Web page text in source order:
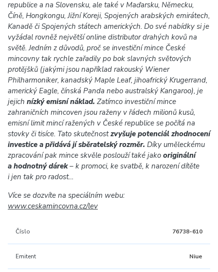
republice a na Slovensku, ale také v Maďarsku, Německu,
Číně, Hongkongu, Jižní Koreji, Spojených arabských emirátech,
Kanadě či Spojených státech amerických. Do své nabídky si je
vyžádal rovněž největší online distributor drahých kovů na
světě. Jedním z důvodů, proč se investiční mince České
mincovny tak rychle zařadily po bok slavných světových
protějšků (jakými jsou například rakouský Wiener
Philharmoniker, kanadský Maple Leaf, jihoafrický Krugerrand,
americký Eagle, čínská Panda nebo australský Kangaroo), je
jejich nízký emisní náklad. Zatímco investiční mince
zahraničních mincoven jsou raženy v řádech milionů kusů,
emisní limit mincí ražených v České republice se počítá na
stovky či tisíce. Tato skutečnostzvyšuje potenciál zhodnocení
investice a přidává jí sběratelský rozměr. Díky uměleckému
zpracování pak mince skvěle poslouží také jako originální
a hodnotný dárek– k promoci, ke svatbě, k narození dítěte
i jen tak pro radost…
Více se dozvíte na speciálním webu:
www.ceskamincovna.cz/lev
Číslo 76738-610
Emitent Niue